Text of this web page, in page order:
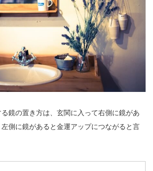
鏡の置き方は、玄関に入って右側に鏡があ
側に鏡があると金運アップにつながると言